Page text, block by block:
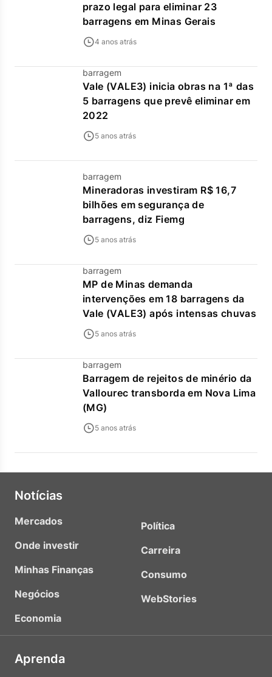
prazo legal para eliminar 23
barragens em Minas Gerais
4 anos atrás
barragem
Vale (VALE3) inicia obras na 1ª das
5 barragens que prevê eliminar em
2022
5 anos atrás
barragem
Mineradoras investiram R$ 16,7
bilhões em segurança de
barragens, diz Fiemg
5 anos atrás
barragem
MP de Minas demanda
intervenções em 18 barragens da
Vale (VALE3) após intensas chuvas
5 anos atrás
barragem
Barragem de rejeitos de minério da
Vallourec transborda em Nova Lima
(MG)
5 anos atrás
Notícias
Mercados
Onde investir
Minhas Finanças
Negócios
Economia
Política
Carreira
Consumo
WebStories
Aprenda